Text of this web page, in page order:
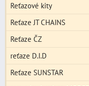
Reťazové kity
Reťaze JT CHAINS
Reťaze ČZ
reťaze D.I.D
Reťaze SUNSTAR